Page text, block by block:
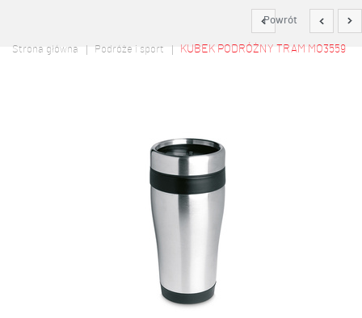
Powrót
Strona główna Podróże i sport KUBEK PODRÓŻNY TRAM MO3559